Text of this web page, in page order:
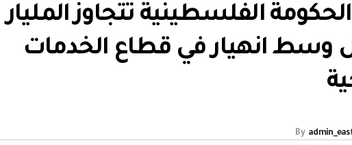
الفلسطينية تتجاوز المليار
وسط انهيار في قطاع الخدمات
By